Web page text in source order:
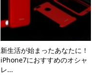
新生活が始まったあなたに！
iPhone7におすすめのオシャ
レ...